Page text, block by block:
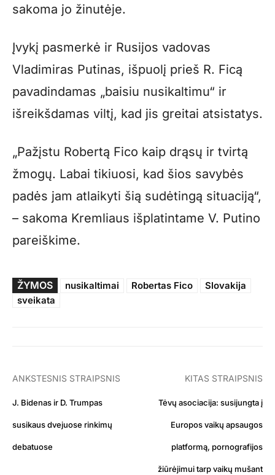
sakoma jo žinutėje.
Įvykį pasmerkė ir Rusijos vadovas
Vladimiras Putinas, išpuolį prieš R. Ficą
pavadindamas „baisiu nusikaltimu“ ir
išreikšdamas viltį, kad jis greitai atsistatys.
„Pažįstu Robertą Fico kaip drąsų ir tvirtą
žmogų. Labai tikiuosi, kad šios savybės
padės jam atlaikyti šią sudėtingą situaciją“,
– sakoma Kremliaus išplatintame V. Putino
pareiškime.
ŽYMOS nusikaltimai Robertas Fico
Slovakija
sveikata
ANKSTESNIS STRAIPSNIS
J. Bidenas ir D. Trumpas
susikaus dvejuose rinkimų
debatuose
KITAS STRAIPSNIS
Tėvų asociacija: susijungta į
Europos vaikų apsaugos
platformą, pornografijos
žiūrėjimui tarp vaikų mušant